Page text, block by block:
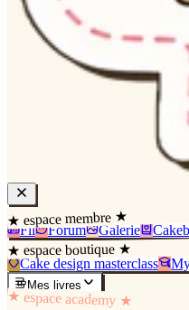
★ espace membre ★
Fil Forum Galerie
★ espace boutique ★
Cake design masterclass
Mes livres
★ espace academy ★